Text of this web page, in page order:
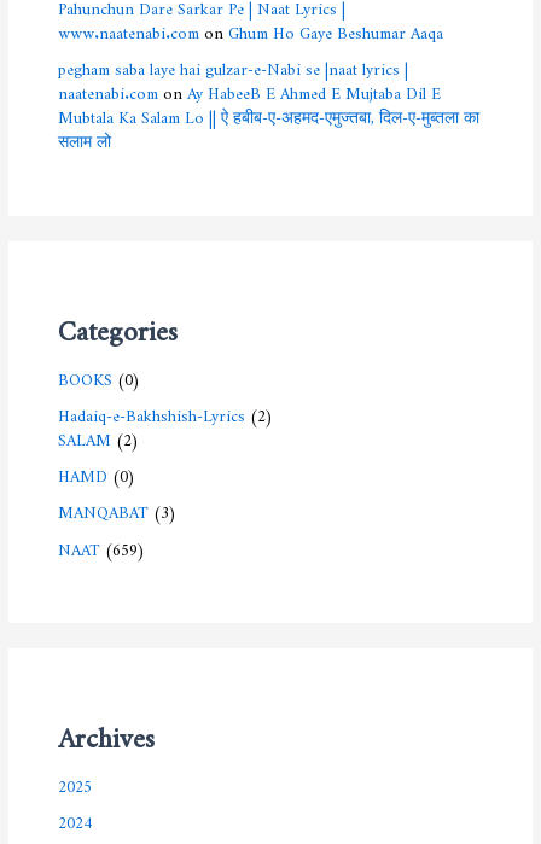
www.naatenabi.comonGhum Ho Gaye Beshumar Aaqa
pegham saba laye hai gulzar-e-Nabi se |naat lyrics |
naatenabi.comonAy HabeeB E Ahmed E Mujtaba Dil E
Mubtala Ka Salam Lo || ऐ हबीब-ए-अहमद-एमुज्तबा, दिल-ए-मुब्तला का
सलाम लो
Categories
BOOKS(0)
Hadaiq-e-Bakhshish-Lyrics(2)
SALAM(2)
HAMD(0)
MANQABAT(3)
NAAT(659)
Archives
2025
2024